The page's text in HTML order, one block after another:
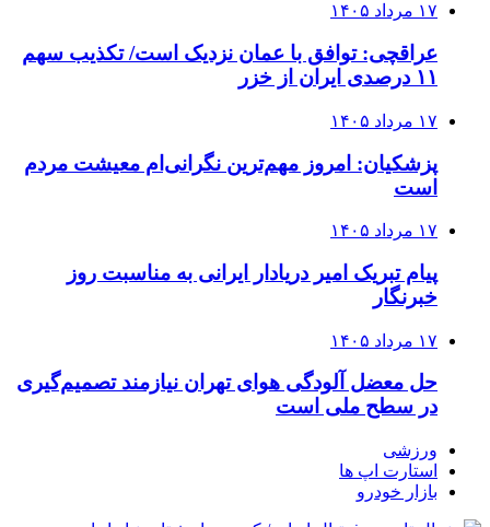
۱۷ مرداد ۱۴۰۵
عراقچی: توافق با عمان نزدیک است/ تکذیب سهم
۱۱ درصدی ایران از خزر
۱۷ مرداد ۱۴۰۵
پزشکیان: امروز مهم‌ترین نگرانی‌ام معیشت مردم
است
۱۷ مرداد ۱۴۰۵
پیام تبریک امیر دریادار ایرانی به مناسبت روز
خبرنگار
۱۷ مرداد ۱۴۰۵
حل معضل آلودگی هوای تهران نیازمند تصمیم‌گیری
در سطح ملی است
ورزشی
استارت اپ ها
بازار خودرو